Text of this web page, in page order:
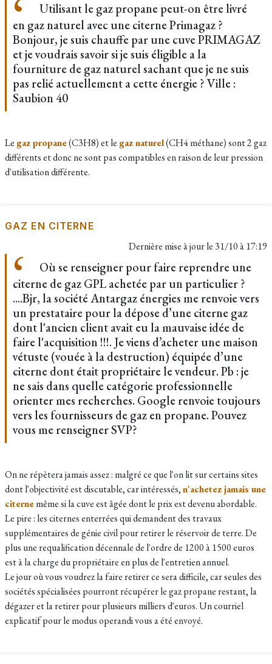
Utilisant le gaz propane peut-on être livré
en gaz naturel avec une citerne Primagaz ?
Bonjour, je suis chauffe par une cuve PRIMAGAZ
et je voudrais savoir si je suis éligible a la
fourniture de gaz naturel sachant que je ne suis
pas relié actuellement a cette énergie ? Ville :
Saubion 40
Le gaz propane(C3H8) et le gaz naturel(CH4 méthane) sont 2 gaz
différents et donc ne sont pas compatibles en raison de leur pression
d'utilisation différente.
GAZ EN CITERNE
Dernière mise à jour le 31/10 à 17:19
Où se renseigner pour faire reprendre une
citerne de gaz GPL achetée par un particulier ?
....Bjr, la société Antargaz énergies me renvoie vers
un prestataire pour la dépose d’une citerne gaz
dont l'ancien client avait eu la mauvaise idée de
faire l'acquisition !!!. Je viens d’acheter une maison
vétuste (vouée à la destruction) équipée d’une
citerne dont était propriétaire le vendeur. Pb : je
ne sais dans quelle catégorie professionnelle
orienter mes recherches. Google renvoie toujours
vers les fournisseurs de gaz en propane. Pouvez
vous me renseigner SVP?
On ne répètera jamais assez : malgré ce que l'on lit sur certains sites
dont l'objectivité est discutable, car intéressés,n'achetez jamais une
citernemême si la cuve est âgée dont le prix est devenu abordable.
Le pire : les citernes enterrées qui demandent des travaux
supplémentaires de génie civil pour retirer le réservoir de terre. De
plus une requalification décennale de l'ordre de 1200 à 1500 euros
est à la charge du propriétaire en plus de l'entretien annuel.
Le jour où vous voudrez la faire retirer ce sera difficile, car seules des
sociétés spécialisées pourront récupérer le gaz propane restant, la
dégazer et la retirer pour plusieurs milliers d'euros. Un courriel
explicatif pour le modus operandi vous a été envoyé.